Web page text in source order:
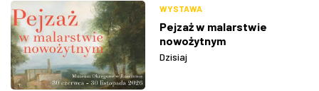
WYSTAWA
Pejzaż w malarstwie
nowożytnym
Dzisiaj